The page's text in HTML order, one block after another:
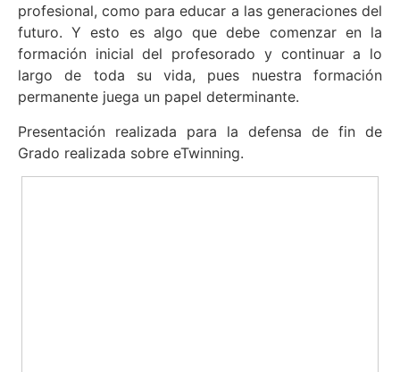
profesional, como para educar a las generaciones del
futuro. Y esto es algo que debe comenzar en la
formación inicial del profesorado y continuar a lo
largo de toda su vida, pues nuestra formación
permanente juega un papel determinante.
Presentación realizada para la defensa de fin de
Grado realizada sobre eTwinning.